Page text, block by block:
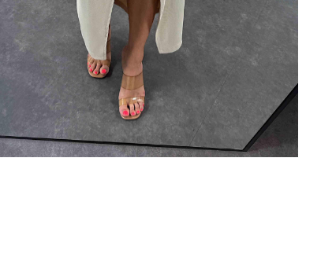
100 TL % 10
Çarkı çevir ve fırsatı yakala !